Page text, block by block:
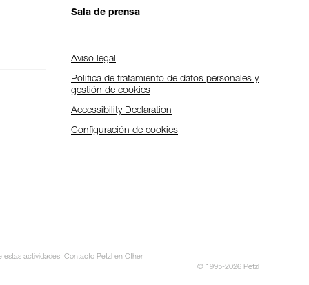
Sala de prensa
Aviso legal
Política de tratamiento de datos personales y
gestión de cookies
Accessibility Declaration
Configuración de cookies
estas actividades. Contacto Petzl en Other
© 1995-2026 Petzl